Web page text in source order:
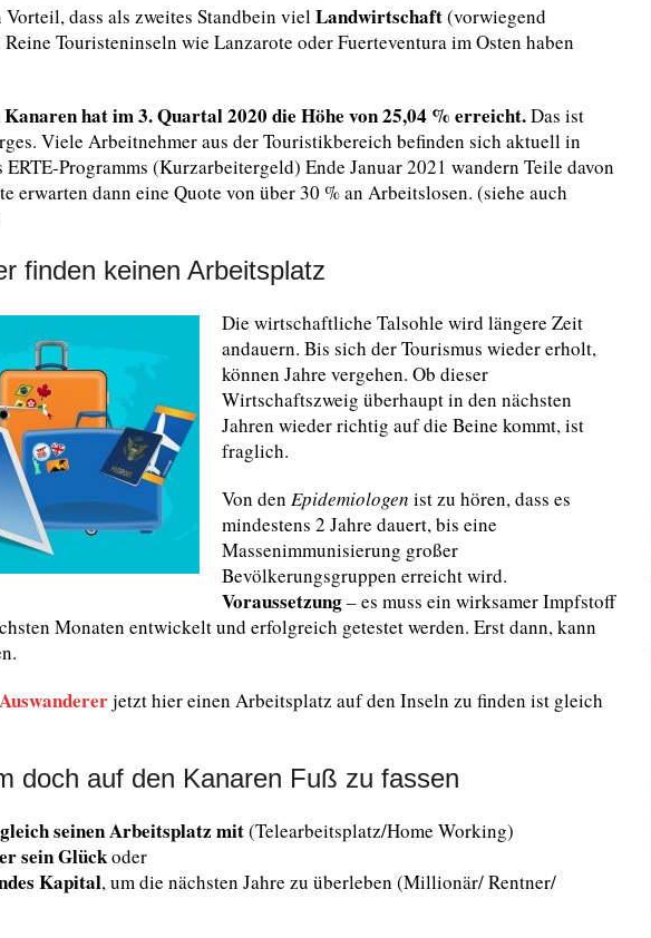
dass als zweites Standbein vielLandwirtschaft(vorwiegend
Touristeninseln wie Lanzarote oder Fuerteventura im Osten haben
hat im 3. Quartal 2020 die Höhe von 25,04 % erreicht.Das ist
Viele Arbeitnehmer aus der Touristikbereich befinden sich aktuell in
Programms (Kurzarbeitergeld) Ende Januar 2021 wandern Teile davon
erwarten dann eine Quote von über 30 % an Arbeitslosen. (siehe auch
finden keinen Arbeitsplatz
Die wirtschaftliche Talsohle wird längere Zeit
andauern. Bis sich der Tourismus wieder erholt,
können Jahre vergehen. Ob dieser
Wirtschaftszweig überhaupt in den nächsten
Jahren wieder richtig auf die Beine kommt, ist
fraglich.
Von den Epidemiologen ist zu hören, dass es
mindestens 2 Jahre dauert, bis eine
Massenimmunisierung großer
Bevölkerungsgruppen erreicht wird.
Voraussetzung– es muss ein wirksamer Impfstoff
Monaten entwickelt und erfolgreich getestet werden. Erst dann, kann
Auswandererjetzt hier einen Arbeitsplatz auf den Inseln zu finden ist gleich
doch auf den Kanaren Fuß zu fassen
seinen Arbeitsplatz mit(Telearbeitsplatz/Home Working)
sein Glückoder
Kapital, um die nächsten Jahre zu überleben (Millionär/ Rentner/